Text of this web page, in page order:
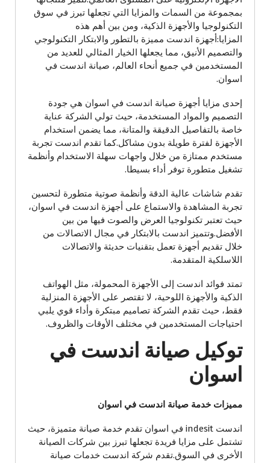
بمجموعة من السمات والمزايا التي تجعلها تبرز في سوق
التكنولوجيا والأجهزة الذكية، ومن بين أهم هذه
المزايا:أجهزة اندست مميزة بالتطور والابتكار التكنولوجي
والتصميم الأنيق، مما يجعلها الخيار المثالي للعديد من
المستخدمين في جميع أنحاء العالم، صيانة اندست في
اسوان.
إحدى مزايا أجهزة صيانة اندست في اسوان هي جودة
التصميم والمواد المستخدمة، حيث تولي الشركة عناية
خاصة بالتفاصيل الدقيقة والمتانة، مما يضمن استخدام
الأجهزة لفترة طويلة بدون مشاكل.كما تقدم اندست تجربة
مستخدم ممتازة من خلال واجهات سهلة الاستخدام وأنظمة
تشغيل متطورة توفر أداء بسيطا.
تقدم شاشات عالية الدقة وأنظمة صوتية متطورة لتحسين
تجربة المشاهدة والاستماع على أجهزة اندست في اسوان،
حيث تعتبر تكنولوجيا العرض والصوت فيها من بين
الأفضل.وتتميز اندست بالابتكار في مجال الاتصالات من
خلال تقديم أجهزة تعمل بتقنيات حديثة والاتصالات
اللاسلكية المتقدمة.
تمتد فوائد اندست إلى الأجهزة المحمولة، مثل الهواتف
الذكية والأجهزة اللوحية، لا تقتصر على الأجهزة المنزلية
فقط، حيث تقدم الشركة تصاميم مبتكرة وأداء قوي يلبي
احتياجات المستخدمين في مختلف الأوقات والظروف.
توكيل صيانة اندست في
اسوان
مميزات خدمة صيانة اندست في اسوان
اندست indesit في اسوان تقدم خدمة صيانة متميزة، حيث
تشتمل على مزايا فريدة تجعلها تبرز بين شركات الصيانة
الأخرى في السوق.تقدم شركة اندست خدمات صيانة